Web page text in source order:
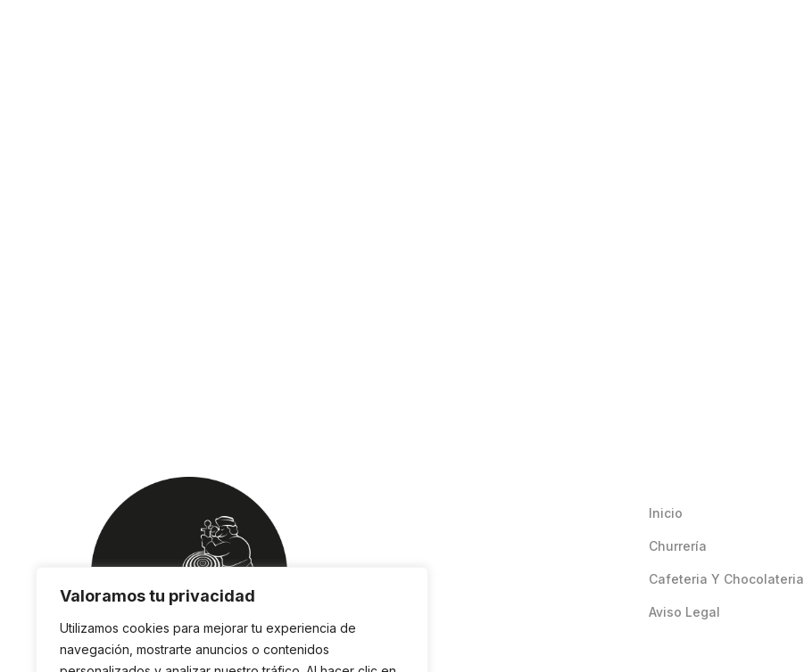
Valoramos tu privacidad
Utilizamos cookies para mejorar tu experiencia de
navegación, mostrarte anuncios o contenidos
Inicio
Churrería
Cafeteria Y Chocolateria
Aviso Legal